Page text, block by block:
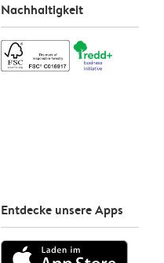
Nachhaltigkeit
Entdecke unsere Apps